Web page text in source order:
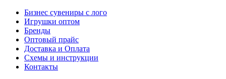
Бизнес сувениры с лого
Игрушки оптом
Бренды
Оптовый прайс
Доставка и Оплата
Схемы и инструкции
Контакты